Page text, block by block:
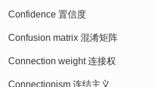
Confidence 置信度
Confusion matrix 混淆矩阵
Connection weight 连接权
Connectionism 连结主义